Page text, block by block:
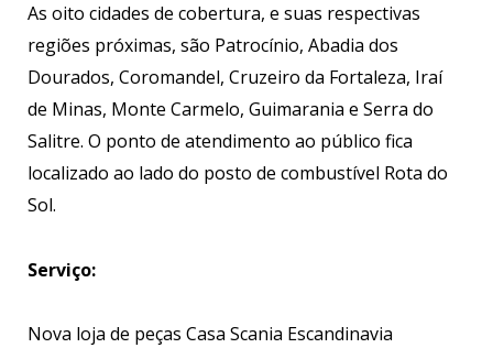
As oito cidades de cobertura, e suas respectivas
regiões próximas, são Patrocínio, Abadia dos
Dourados, Coromandel, Cruzeiro da Fortaleza, Iraí
de Minas, Monte Carmelo, Guimarania e Serra do
Salitre. O ponto de atendimento ao público fica
localizado ao lado do posto de combustível Rota do
Sol.
Serviço:
Nova loja de peças Casa Scania Escandinavia